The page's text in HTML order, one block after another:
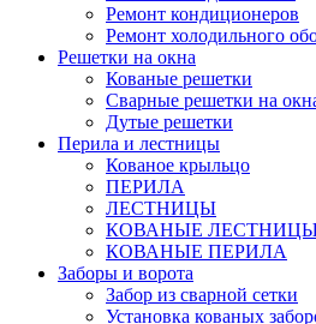
Ремонт кондиционеров
Ремонт холодильного
Решетки на окна
Кованые решетки
Сварные решетки на
Дутые решетки
Перила и лестницы
Кованое крыльцо
ПЕРИЛА
ЛЕСТНИЦЫ
КОВАНЫЕ
КОВАНЫЕ ПЕРИЛА
Заборы и ворота
Забор из сварной сетки
Установка кованых